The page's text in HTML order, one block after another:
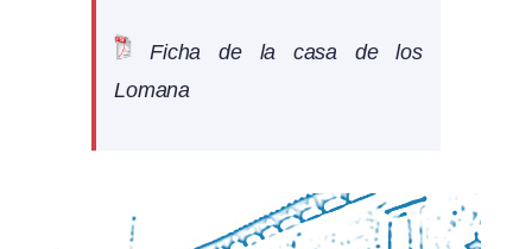
Ficha de la casa de los
Lomana